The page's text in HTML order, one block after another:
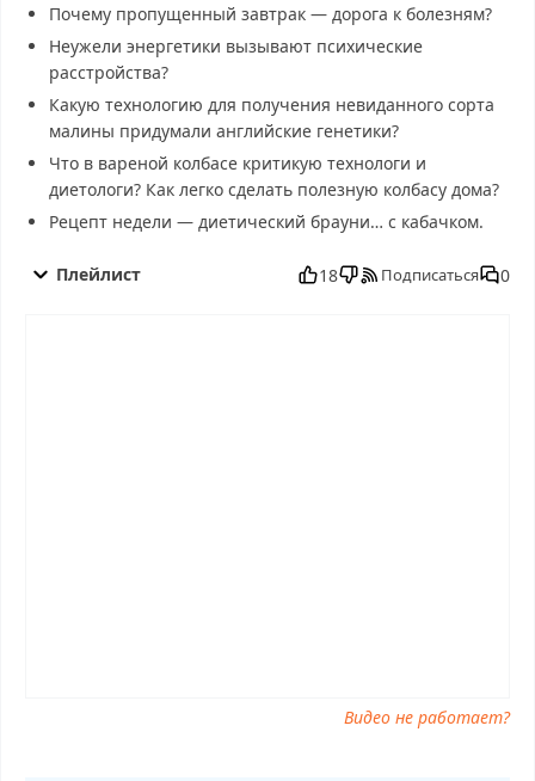
Почему пропущенный завтрак — дорога к болезням?
Неужели энергетики вызывают психические
расстройства?
Какую технологию для получения невиданного сорта
малины придумали английские генетики?
Что в вареной колбасе критикую технологи и
диетологи? Как легко сделать полезную колбасу дома?
Рецепт недели — диетический брауни… с кабачком.
еда от 13.12.2025 смотреть онлайн, Живая еда от 13.12.2025
Плейлист 18 Подписаться 0
Видео не работает?